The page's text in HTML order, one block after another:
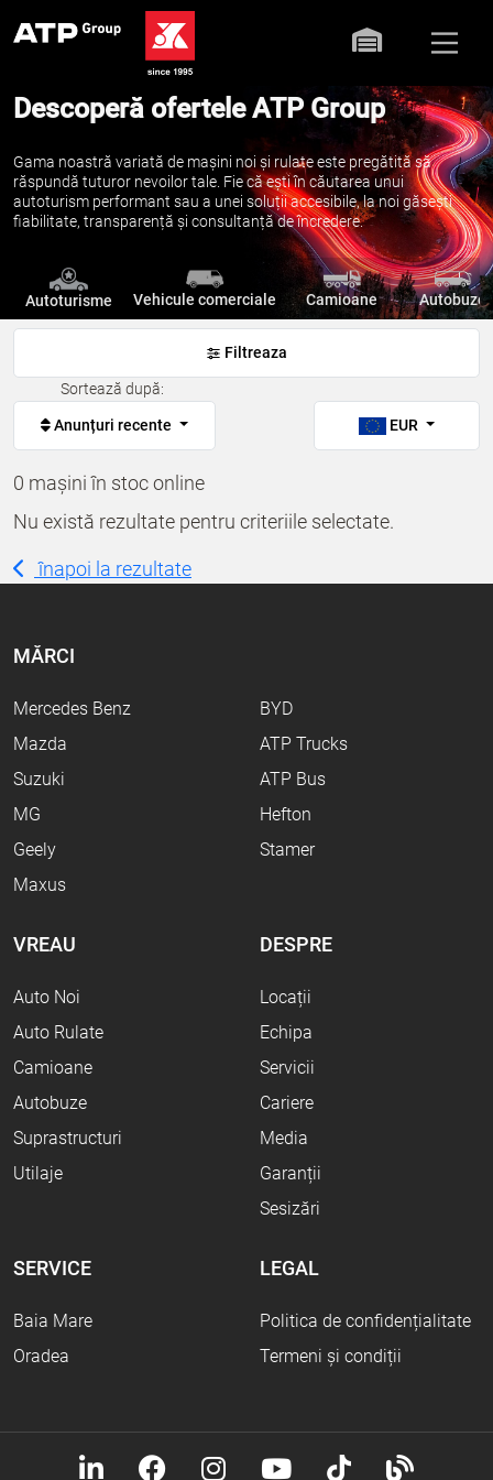
Descoperă ofertele ATP Group
Gama noastră variată de mașini noi și rulate este pregătită să
răspundă tuturor nevoilor tale. Fie că ești în căutarea unui
autoturism performant sau a unei soluții accesibile, la noi găsești
fiabilitate, transparență și consultanță de încredere.
Autoturisme Vehicule comerciale Camioane Autobuze
Filtreaza
Sortează după:
Anunțuri recente EUR
0 mașini în stoc online
Nu există rezultate pentru criteriile selectate.
înapoi la rezultate
MĂRCI
Mercedes Benz
Mazda
Suzuki
MG
Geely
Maxus
BYD
ATP Trucks
ATP Bus
Hefton
Stamer
VREAU
Auto Noi
Auto Rulate
Camioane
Autobuze
Suprastructuri
Utilaje
DESPRE
Locații
Echipa
Servicii
Cariere
Media
Garanții
Sesizări
SERVICE
Baia Mare
Oradea
LEGAL
Politica de confidențialitate
Termeni și condiții